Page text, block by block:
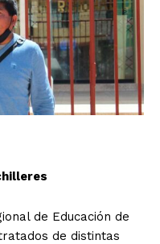
de Educación de
de distintas